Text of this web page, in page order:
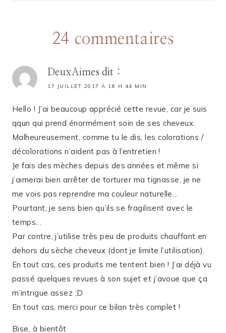
24 commentaires
DeuxAimes dit :
17 JUILLET 2017 À 16 H 44 MIN
Hello ! J’ai beaucoup apprécié cette revue, car je suis
qqun qui prend énormément soin de ses cheveux.
Malheureusement, comme tu le dis, les colorations /
décolorations n’aident pas à l’entretien !
Je fais des mèches depuis des années et même si
j’aimerai bien arrêter de torturer ma tignasse, je ne
me vois pas reprendre ma couleur naturelle…
Pourtant, je sens bien qu’ils se fragilisent avec le
temps…
Par contre, j’utilise très peu de produits chauffant en
dehors du sèche cheveux (dont je limite l’utilisation).
En tout cas, ces produits me tentent bien ! J’ai déjà vu
passé quelques revues à son sujet et j’avoue que ça
m’intrigue assez ;D
En tout cas, merci pour ce bilan très complet !
Bise, à bientôt